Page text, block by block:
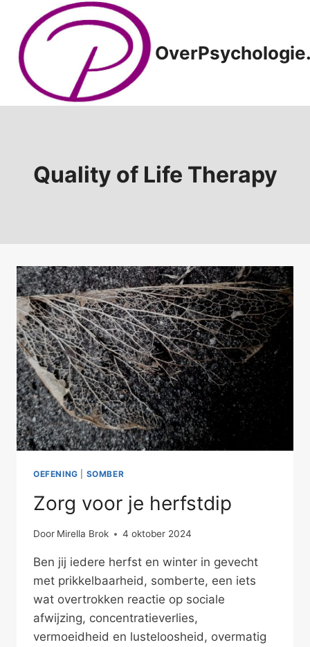
Doorgaan
inhoud
Quality of Life Therapy
OEFENING SOMBER
Zorg voor je herfstdip
Door Mirella Brok 4 oktober 2024
Ben jij iedere herfst en winter in gevecht
met prikkelbaarheid, somberte, een iets
wat overtrokken reactie op sociale
afwijzing, concentratieverlies,
vermoeidheid en lusteloosheid, overmatig